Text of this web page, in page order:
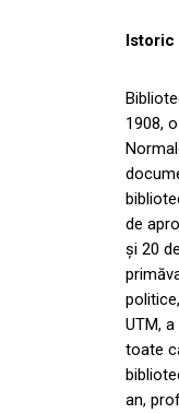
Istoric
1908,
de
şi 20
UTM,
toate
an,